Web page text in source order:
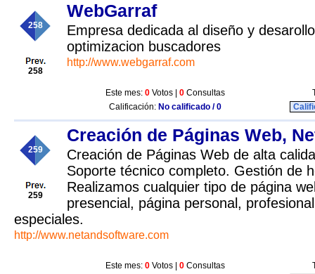
258
258
WebGarraf
Empresa dedicada al diseño y
optimizacion buscadores
http://www.webgarraf.com
Este mes: 0 Votos | 0 Consultas
Calificación: No calificado / 0
259
259
Creación de Páginas Web,
Creación de Páginas Web de alta
Soporte técnico completo. Gestión de
Realizamos cualquier tipo de página
presencial, página personal,
especiales.
http://www.netandsoftware.com
Este mes: 0 Votos | 0 Consultas